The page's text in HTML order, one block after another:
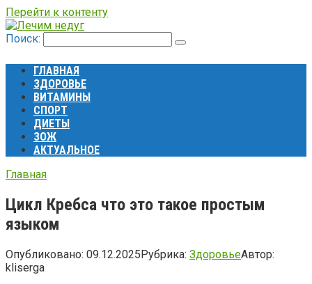
Перейти к контенту
Поиск:
ГЛАВНАЯ
ЗДОРОВЬЕ
ВИТАМИНЫ
СПОРТ
ДИЕТЫ
ЗОЖ
АКТУАЛЬНОЕ
Главная
Цикл Кребса что это такое простым
языком
Опубликовано: 09.12.2025Рубрика: ЗдоровьеАвтор:
kliserga